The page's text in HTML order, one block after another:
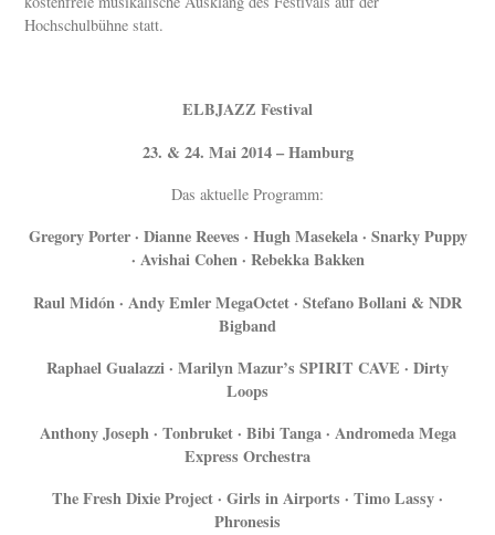
Hochschulbühne statt.
ELBJAZZ Festival
23. & 24. Mai 2014 – Hamburg
Das aktuelle Programm:
Gregory Porter · Dianne Reeves · Hugh Masekela · Snarky Puppy
· Avishai Cohen · Rebekka Bakken
Raul Midón · Andy Emler MegaOctet · Stefano Bollani & NDR
Bigband
Raphael Gualazzi · Marilyn Mazur’s SPIRIT CAVE · Dirty
Loops
Anthony Joseph · Tonbruket · Bibi Tanga · Andromeda Mega
Express Orchestra
The Fresh Dixie Project · Girls in Airports · Timo Lassy ·
Phronesis